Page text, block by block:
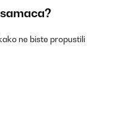
ne biste propustili